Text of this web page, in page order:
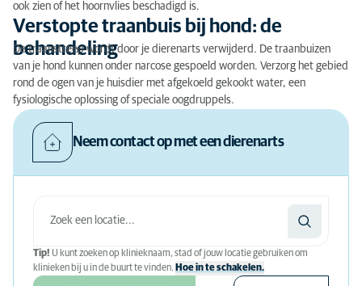
ook zien of het hoornvlies beschadigd is.
Verstopte traanbuis bij hond: de
behandeling
De traanstreep wordt door je dierenarts verwijderd. De traanbuizen
van je hond kunnen onder narcose gespoeld worden. Verzorg het gebied
rond de ogen van je huisdier met afgekoeld gekookt water, een
fysiologische oplossing of speciale oogdruppels.
Neem contact op met een dierenarts
Tip! U kunt zoeken op klinieknaam, stad of jouw locatie gebruiken om
klinieken bij u in de buurt te vinden. Hoe in te schakelen.